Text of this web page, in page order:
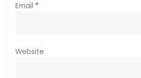
Email *
Website